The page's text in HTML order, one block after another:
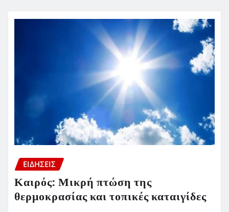
ΕΙΔΗΣΕΙΣ
Καιρός: Μικρή πτώση της
θερμοκρασίας και τοπικές καταιγίδες